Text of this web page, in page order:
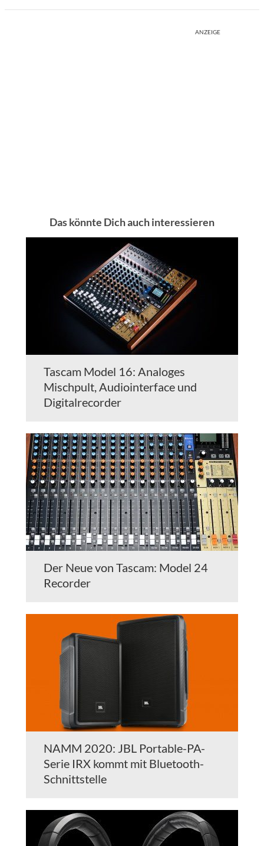
ANZEIGE
Das könnte Dich auch interessieren
Tascam Model 16: Analoges
Mischpult, Audiointerface und
Digitalrecorder
Der Neue von Tascam: Model 24
Recorder
NAMM 2020: JBL Portable-PA-
Serie IRX kommt mit Bluetooth-
Schnittstelle